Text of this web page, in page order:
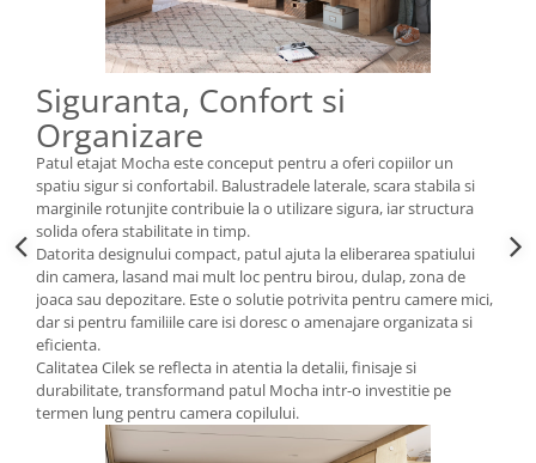
Siguranta, Confort si
Organizare
Patul etajat Mocha este conceput pentru a oferi copiilor un
spatiu sigur si confortabil. Balustradele laterale, scara stabila si
marginile rotunjite contribuie la o utilizare sigura, iar structura
solida ofera stabilitate in timp.
Datorita designului compact, patul ajuta la eliberarea spatiului
din camera, lasand mai mult loc pentru birou, dulap, zona de
joaca sau depozitare. Este o solutie potrivita pentru camere mici,
dar si pentru familiile care isi doresc o amenajare organizata si
eficienta.
Calitatea Cilek se reflecta in atentia la detalii, finisaje si
durabilitate, transformand patul Mocha intr-o investitie pe
termen lung pentru camera copilului.